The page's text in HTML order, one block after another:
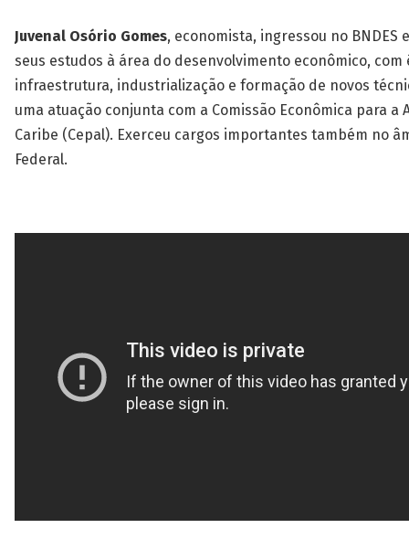
Juvenal Osório Gomes, economista, ingressou no BNDES
seus estudos à área do desenvolvimento econômico, com
infraestrutura, industrialização e formação de novos
uma atuação conjunta com a Comissão Econômica para a
Caribe (Cepal). Exerceu cargos importantes também no
Federal.